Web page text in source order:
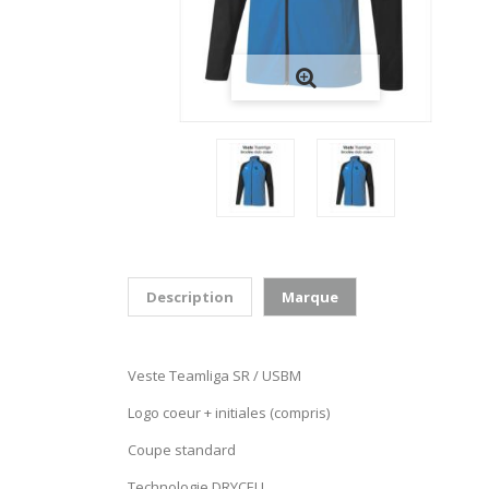
Description Marque
Veste Teamliga SR / USBM
Logo coeur + initiales (compris)
Coupe standard